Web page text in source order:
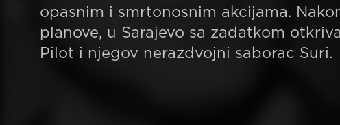
opasnim i smrtonosnim akcijama.
planove, u Sarajevo sa zadatkom
Pilot i njegov nerazdvojni saborac Suri.